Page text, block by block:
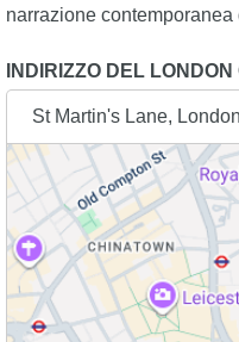
narrazione contemporanea
INDIRIZZO DEL
St Martin's Lane,